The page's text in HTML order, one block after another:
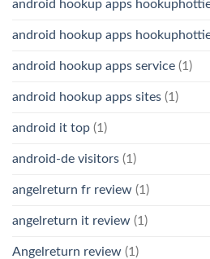
android hookup apps
android hookup apps
android hookup apps service (1)
android hookup apps sites (1)
android it top (1)
android-de visitors (1)
angelreturn fr review (1)
angelreturn it review (1)
Angelreturn review (1)